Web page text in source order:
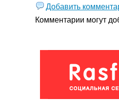
Добавить
Комментарии могут